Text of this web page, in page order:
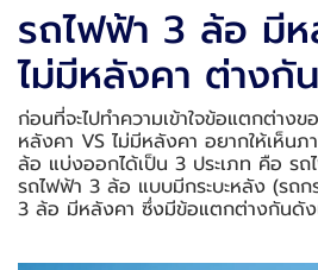
รถไฟฟ้า 3 ล้อ มีห
ไม่มีหลังคา ต่างกั
ก่อนที่จะไปทำความเข้าใจข้อแตกต่าง
หลังคา VS ไม่มีหลังคา อยากให้เห็น
ล้อ แบ่งออกได้เป็น 3 ประเภท คือ ร
รถไฟฟ้า 3 ล้อ แบบมีกระบะหลัง (รถก
3 ล้อ มีหลังคา ซึ่งมีข้อแตกต่างกันดั